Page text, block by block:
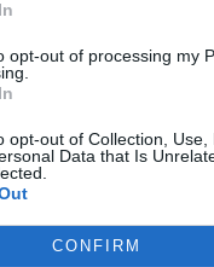
opt-out of processing my
opt-out of Collection,
Data that Is
CONFIRM